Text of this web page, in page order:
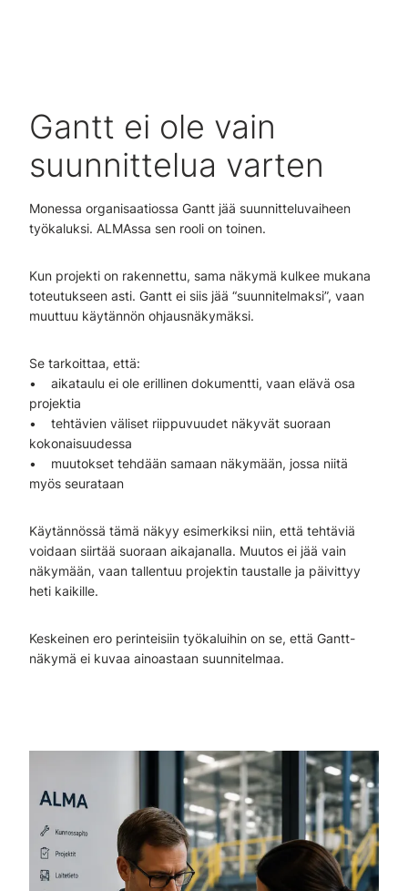
Gantt ei ole vain
suunnittelua varten
Monessa organisaatiossa Gantt jää suunnitteluvaiheen
työkaluksi. ALMAssa sen rooli on toinen.
Kun projekti on rakennettu, sama näkymä kulkee mukana
toteutukseen asti. Gantt ei siis jää “suunnitelmaksi”, vaan
muuttuu käytännön ohjausnäkymäksi.
Se tarkoittaa, että:
• aikataulu ei ole erillinen dokumentti, vaan elävä osa
projektia
• tehtävien väliset riippuvuudet näkyvät suoraan
kokonaisuudessa
• muutokset tehdään samaan näkymään, jossa niitä
myös seurataan
Käytännössä tämä näkyy esimerkiksi niin, että tehtäviä
voidaan siirtää suoraan aikajanalla. Muutos ei jää vain
näkymään, vaan tallentuu projektin taustalle ja päivittyy
heti kaikille.
Keskeinen ero perinteisiin työkaluihin on se, että Gantt-
näkymä ei kuvaa ainoastaan suunnitelmaa.